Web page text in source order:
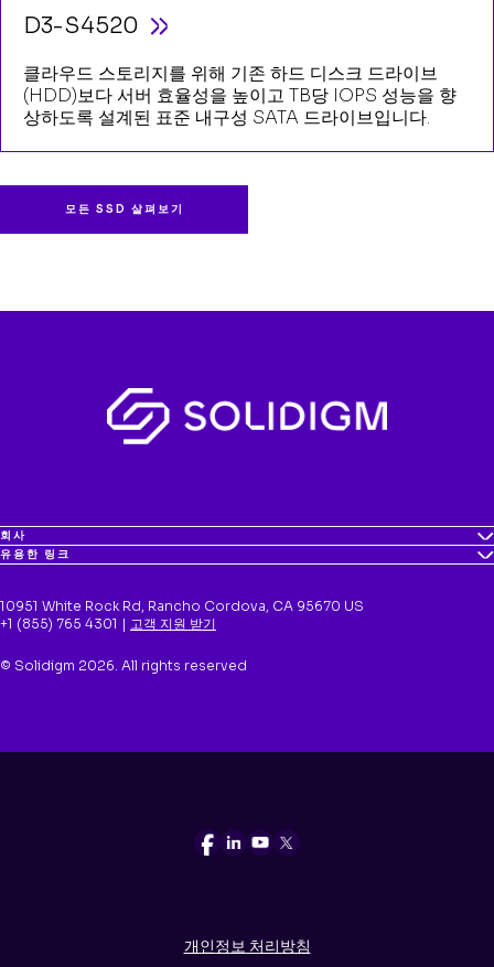
D3-S4520
클라우드 스토리지를 위해 기존 하드 디스크 드라이브
(HDD)보다 서버 효율성을 높이고 TB당 IOPS 성능을 향
상하도록 설계된 표준 내구성 SATA 드라이브입니다.
모든 SSD 살펴보기
회사
유용한 링크
10951 White Rock Rd, Rancho Cordova, CA 95670 US
+1 (855) 765 4301 | 고객 지원 받기
© Solidigm 2026. All rights reserved
개인정보 처리방침